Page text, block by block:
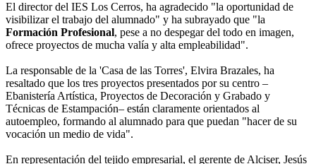
El director del IES Los Cerros, ha agradecido "la oportunidad de
visibilizar el trabajo del alumnado" y ha subrayado que "la
Formación Profesional, pese a no despegar del todo en imagen,
ofrece proyectos de mucha valía y alta empleabilidad".
La responsable de la 'Casa de las Torres', Elvira Brazales, ha
resaltado que los tres proyectos presentados por su centro –
Ebanistería Artística, Proyectos de Decoración y Grabado y
Técnicas de Estampación– están claramente orientados al
autoempleo, formando al alumnado para que puedan "hacer de su
vocación un medio de vida".
En representación del tejido empresarial, el gerente de Alciser, Jesús